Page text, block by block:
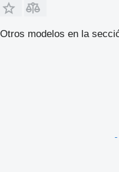
Otros modelos en la